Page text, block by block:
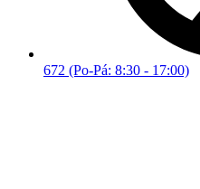
672 (Po-Pá: 8:30 - 17:00)